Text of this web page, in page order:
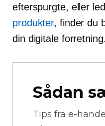
efterspurgte, eller
produkter, finder du
din digitale forretning.
Sådan
Tips fra e-handel